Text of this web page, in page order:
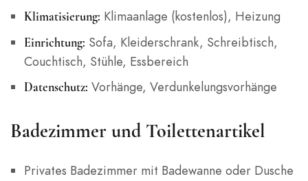
Klimatisierung: Klimaanlage (kostenlos), Heizung
Einrichtung: Sofa, Kleiderschrank, Schreibtisch,
Couchtisch, Stühle, Essbereich
Datenschutz: Vorhänge, Verdunkelungsvorhänge
Badezimmer und Toilettenartikel
Privates Badezimmer mit Badewanne oder Dusche